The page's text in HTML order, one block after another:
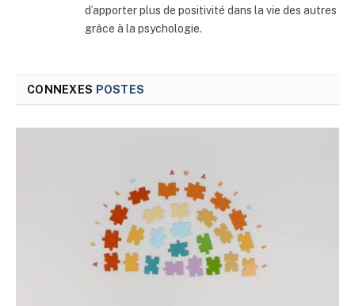
d’apporter plus de positivité dans la vie des autres
grâce à la psychologie.
CONNEXES POSTES